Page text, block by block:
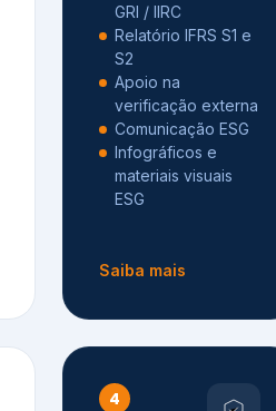
GRI / IIRC
Relatório IFRS S1 e
S2
Apoio na
verificação externa
Comunicação ESG
Infográficos e
materiais visuais
ESG
Saiba mais
4